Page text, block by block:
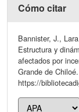
Cómo citar
Bannister, J.,
Estructura y
afectados por
Grande de
https://